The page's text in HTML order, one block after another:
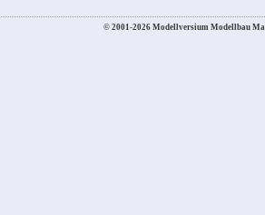
© 2001-2026 Modellversium Modellbau